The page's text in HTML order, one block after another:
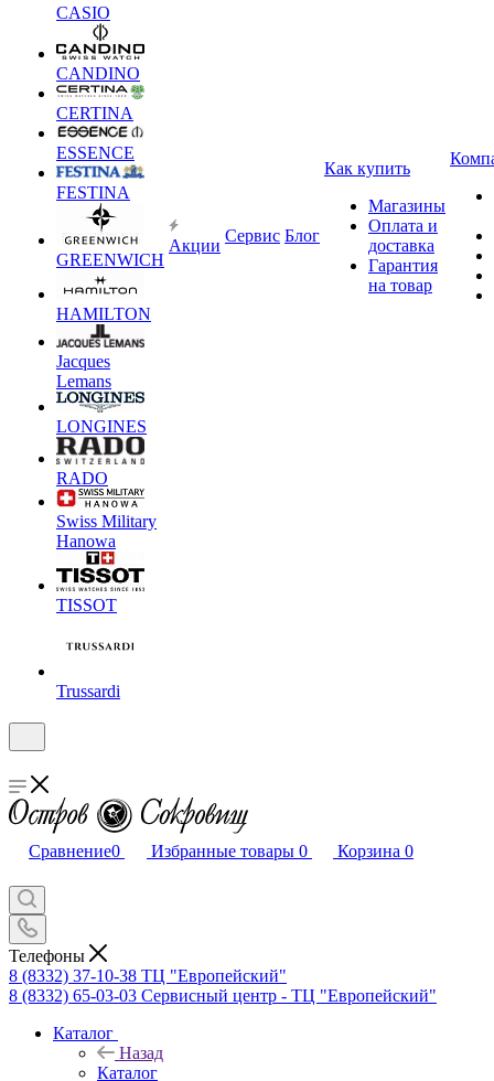
CASIO
CANDINO
CERTINA
ESSENCE
FESTINA
GREENWICH
HAMILTON
Jacques
Lemans
LONGINES
RADO
Swiss Military
Hanowa
TISSOT
Trussardi
Акции
Сервис Блог
Как купить
Магазины
Оплата и
доставка
Гарантия
на товар
Сравнение0 Избранные товары 0 Корзина 0
Телефоны
8 (8332) 37-10-38 ТЦ "Европейский"
8 (8332) 65-03-03 Сервисный центр - ТЦ "Европейский"
Каталог
Назад
Каталог